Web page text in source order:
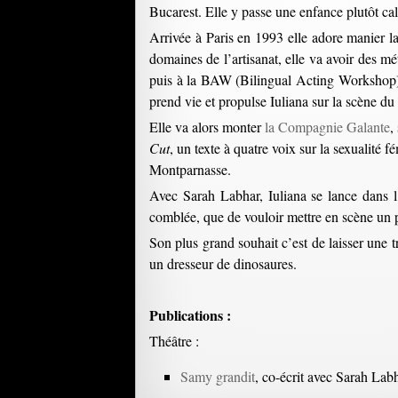
Bucarest. Elle y passe une enfance plutôt
Arrivée à Paris en 1993 elle adore manier
domaines de l’artisanat, elle va avoir des
puis à la BAW (Bilingual Acting
prend vie et propulse Iuliana sur la scène
Elle va alors monterla Compagnie Galante,
Cut, un texte à quatre voix sur la sexualité
Montparnasse.
Avec Sarah Labhar, Iuliana se lance dans
comblée, que de vouloir mettre en scène
Son plus grand souhait c’est de laisser
un dresseur de dinosaures.
Publications :
Théâtre :
Samy grandit, co-écrit avec Sarah